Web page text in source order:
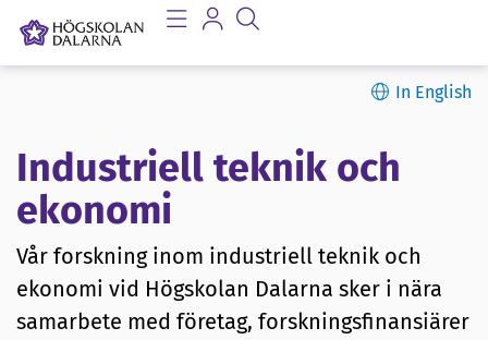
In English
Industriell teknik och
ekonomi
Vår forskning inom industriell teknik och
ekonomi vid Högskolan Dalarna sker i nära
samarbete med företag, forskningsfinansiärer